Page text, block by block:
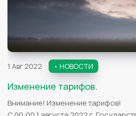
1 Авг 2022 • НОВОСТИ
Изменение тарифов.
Внимание! Изменение тарифов!